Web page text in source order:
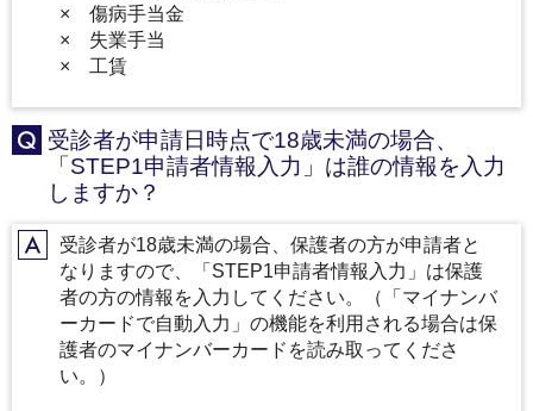
× 傷病手当金
× 失業手当
× 工賃
Q
受診者が申請日時点で18歳未満の場合、
「STEP1申請者情報入力」は誰の情報を入力
しますか？
A受診者が18歳未満の場合、保護者の方が申請者と
なりますので、「STEP1申請者情報入力」は保護
者の方の情報を入力してください。（「マイナンバ
ーカードで自動入力」の機能を利用される場合は保
護者のマイナンバーカードを読み取ってくださ
い。）